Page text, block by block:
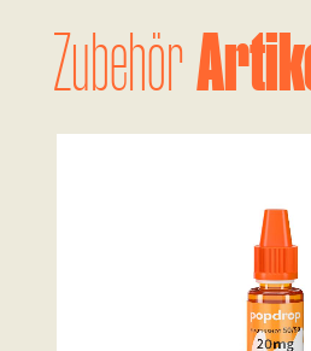
Zubehör